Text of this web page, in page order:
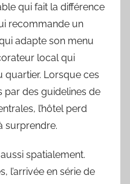
qui fait la différence
recommande un
adapte son menu
local qui
quartier. Lorsque ces
par des guidelines de
l’hôtel perd
surprendre.
spatialement.
l’arrivée en série de